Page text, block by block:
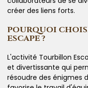
créer des liens forts.
POURQUOI
ESCAPE ?
L'activité Tourbillon
et divertissante qui
résoudre des énigmes